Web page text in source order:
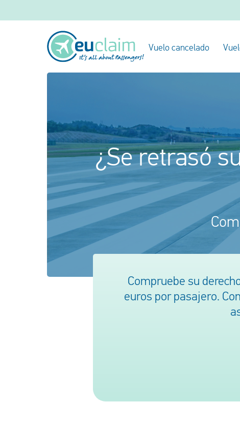
Vuelo cancelado
¿Se retrasó
Compruebe su
euros por pasajero.